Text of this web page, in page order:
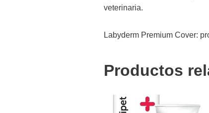
veterinaria.
Labyderm Premium Cover:
Productos